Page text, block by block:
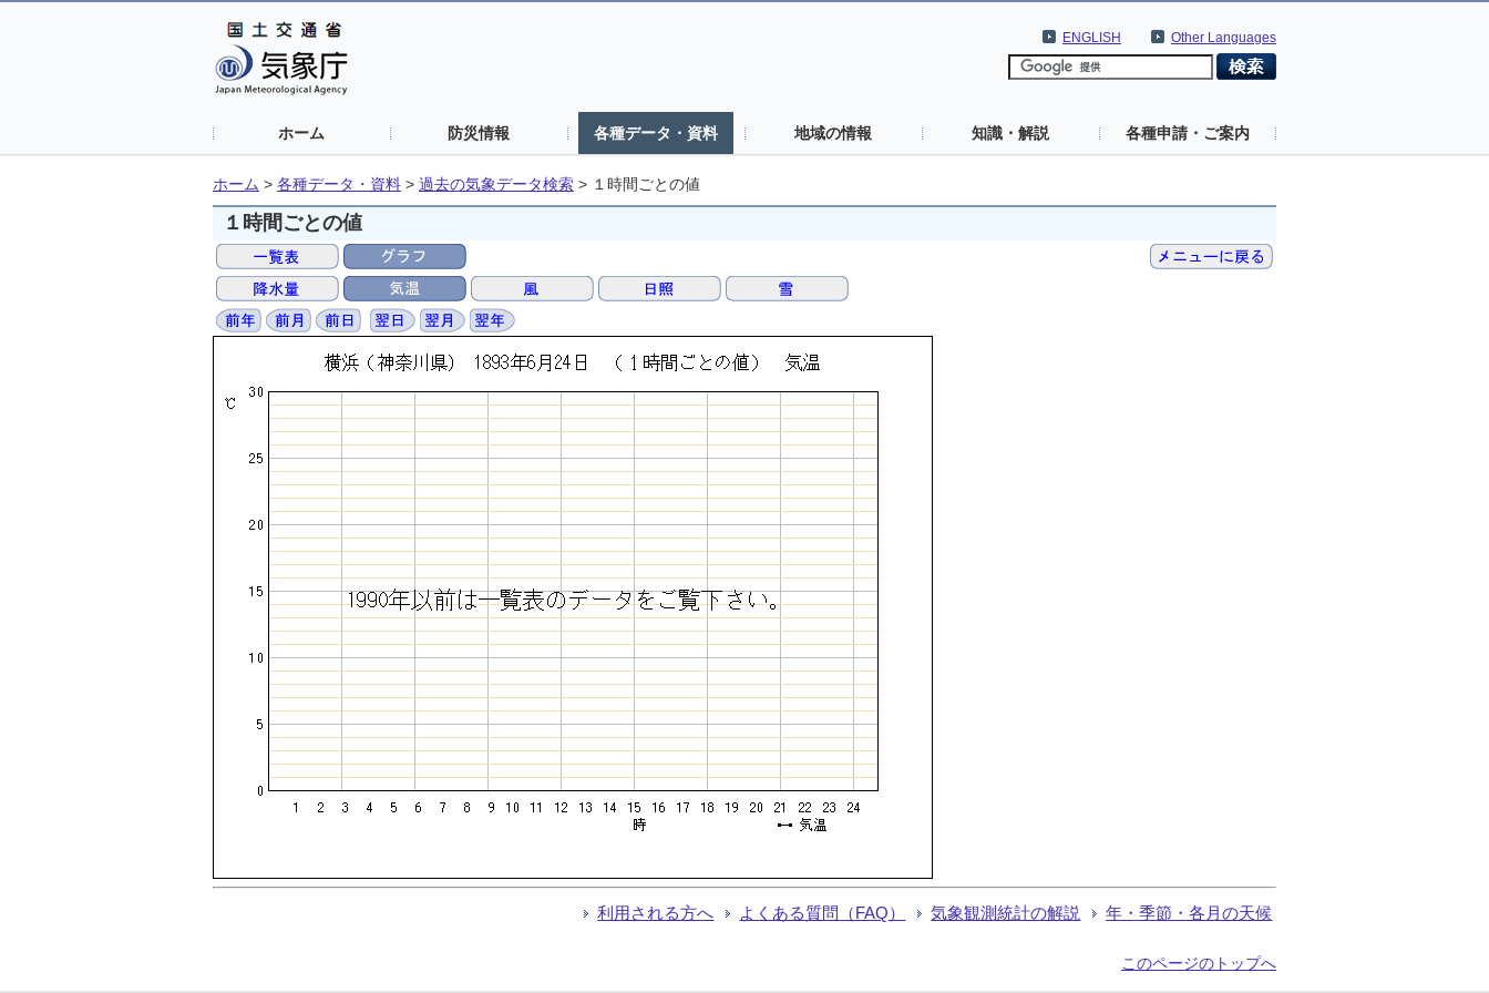
Other Languages
ENGLISH
ホーム 防災情報 各種データ・資料 地域の情報 知識・解説 各種申請・ご案内
ホーム > 各種データ・資料 > 過去の気象データ検索 > １時間ごとの値
１時間ごとの値
利用される方へ よくある質問（FAQ） 気象観測統計の解説 年・季節・各月の天候
このページのトップへ